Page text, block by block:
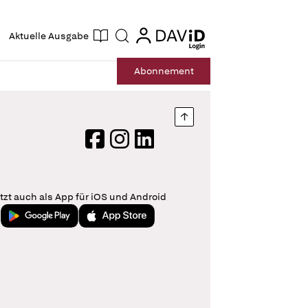
Aktuelle Ausgabe Suche login
login
Abonnement
Nach oben springen
FacebookInstagram
LinkedIn
auch als App für iOS und Android
Jetzt bei Google PlayLaden im App Store